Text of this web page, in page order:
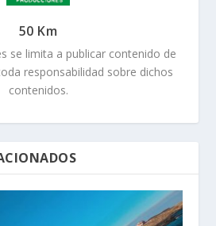
50 Km
se limita a publicar contenido de
responsabilidad sobre dichos
contenidos.